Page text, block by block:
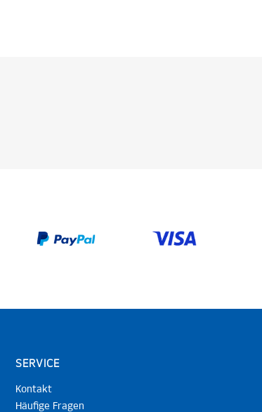
SERVICE
Kontakt
Häufige Fragen